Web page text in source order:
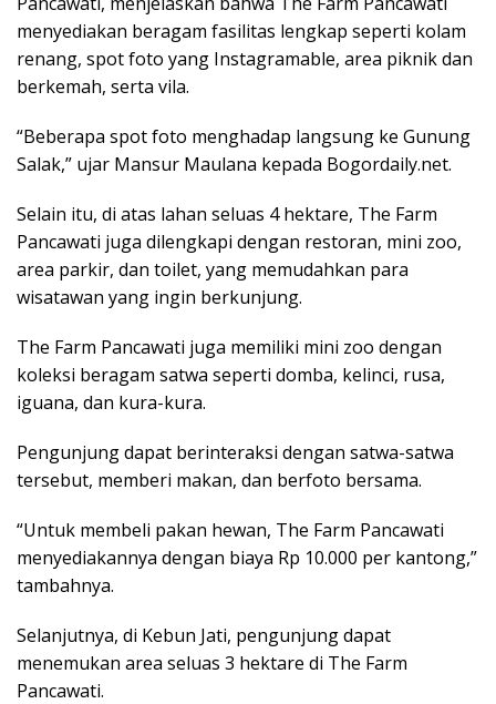
menyediakan beragam fasilitas lengkap seperti kolam
renang, spot foto yang Instagramable, area piknik dan
berkemah, serta vila.
“Beberapa spot foto menghadap langsung ke Gunung
Salak,” ujar Mansur Maulana kepada Bogordaily.net.
Selain itu, di atas lahan seluas 4 hektare, The Farm
Pancawati juga dilengkapi dengan restoran, mini zoo,
area parkir, dan toilet, yang memudahkan para
wisatawan yang ingin berkunjung.
The Farm Pancawati juga memiliki mini zoo dengan
koleksi beragam satwa seperti domba, kelinci, rusa,
iguana, dan kura-kura.
Pengunjung dapat berinteraksi dengan satwa-satwa
tersebut, memberi makan, dan berfoto bersama.
“Untuk membeli pakan hewan, The Farm Pancawati
menyediakannya dengan biaya Rp 10.000 per kantong,”
tambahnya.
Selanjutnya, di Kebun Jati, pengunjung dapat
menemukan area seluas 3 hektare di The Farm
Pancawati.